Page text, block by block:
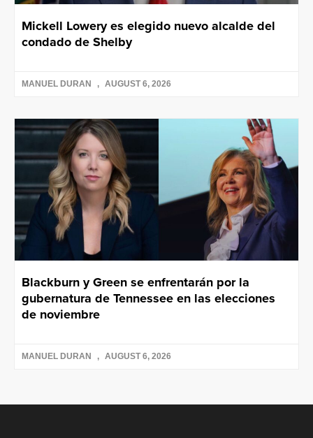
Mickell Lowery es elegido nuevo alcalde del
condado de Shelby
MANUEL DURAN AUGUST 6, 2026
Blackburn y Green se enfrentarán por la
gubernatura de Tennessee en las elecciones
de noviembre
MANUEL DURAN AUGUST 6, 2026